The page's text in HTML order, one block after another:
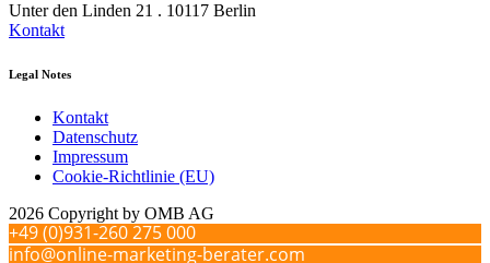
Unter den Linden 21 . 10117 Berlin
Kontakt
Legal Notes
Kontakt
Datenschutz
Impressum
Cookie-Richtlinie (EU)
2026 Copyright by OMB AG
+49 (0)931-260 275 000
info@online-marketing-berater.com